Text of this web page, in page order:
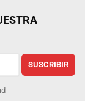
SUSCRIBIR